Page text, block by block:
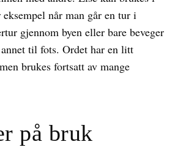
når man går en tur i
gjennom byen eller bare beveger
til fots. Ordet har en litt
brukes fortsatt av mange
på bruk